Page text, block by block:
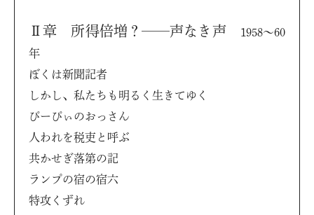
Ⅱ章 所得倍増？——声なき声
1958〜60
年
ぼくは新聞記者
しかし、私たちも明るく生きてゆく
ぴーぴぃのおっさん
人われを税吏と呼ぶ
共かせぎ落第の記
ランプの宿の宿六
特攻くずれ